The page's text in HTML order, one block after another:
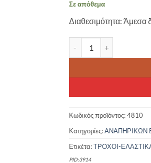
Σε απόθεμα
Διαθεσιμότητα: Άμεσα
Κωδικός προϊόντος:4810
Κατηγορίες:ΑΝΑΠΗΡΙΚΩΝ
Ετικέτα:ΤΡΟΧΟΙ-
PID:3914